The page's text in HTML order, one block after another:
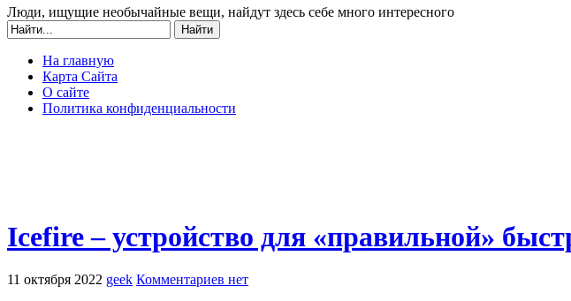
Люди, ищущие необычайные вещи, найдут здесь себе много интересного
На главную
Карта Сайта
О сайте
Политика конфиденциальности
Icefire – устройство для «правильной»
11 октября 2022 geek Комментариев нет